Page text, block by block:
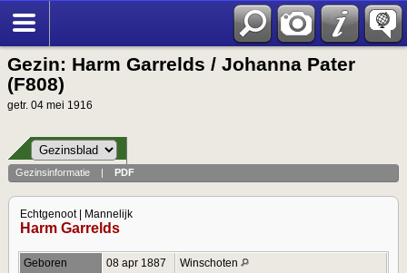
Gezin: Harm Garrelds / Johanna Pater
(F808)
getr. 04 mei 1916
Gezinsinformatie| PDF
Echtgenoot | Mannelijk
Harm Garrelds
Geboren 08 apr 1887
Winschoten